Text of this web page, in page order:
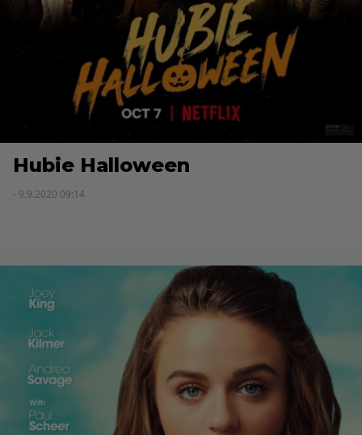
Hubie Halloween
- 9.9.2020 09:14